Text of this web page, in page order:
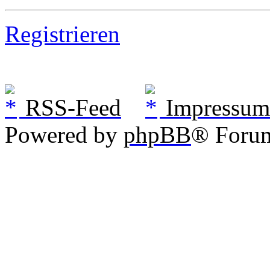
Registrieren
RSS-Feed
Impressum
Powered by phpBB®